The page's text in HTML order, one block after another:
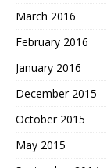
March 2016
February 2016
January 2016
December 2015
October 2015
May 2015